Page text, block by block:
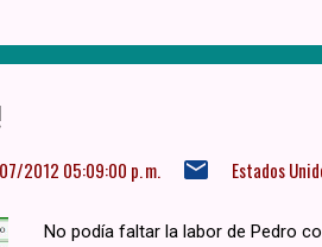
2012 05:09:00 p. m. Estados
No podía faltar la labor de Pedro